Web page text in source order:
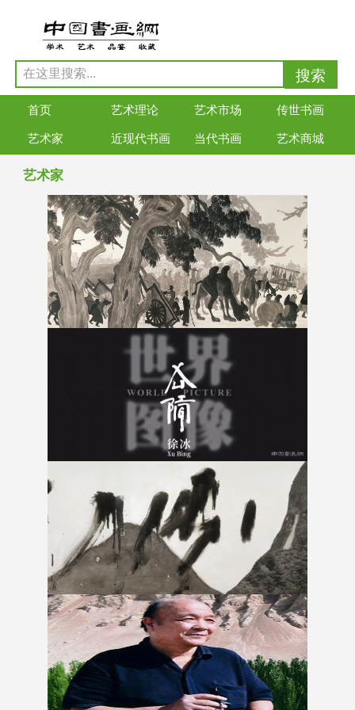
首页 艺术理论 艺术市场 传世书画
艺术家 近现代书画 当代书画 艺术商城
艺术家